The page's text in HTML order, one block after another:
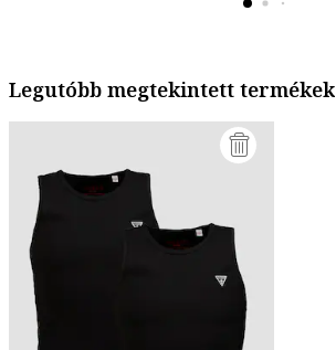
Legutóbb megtekintett termékek